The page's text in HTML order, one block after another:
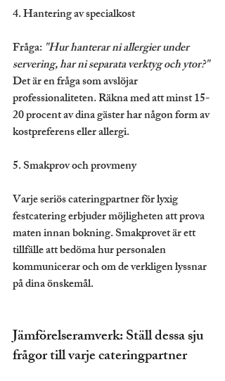
4. Hantering av specialkost
Fråga: "Hur hanterar ni allergier under
servering, har ni separata verktyg och ytor?"
Det är en fråga som avslöjar
professionaliteten. Räkna med att minst 15-
20 procent av dina gäster har någon form av
kostpreferens eller allergi.
5. Smakprov och provmeny
Varje seriös cateringpartner för lyxig
festcatering erbjuder möjligheten att prova
maten innan bokning. Smakprovet är ett
tillfälle att bedöma hur personalen
kommunicerar och om de verkligen lyssnar
på dina önskemål.
Jämförelseramverk: Ställ dessa sju
frågor till varje cateringpartner